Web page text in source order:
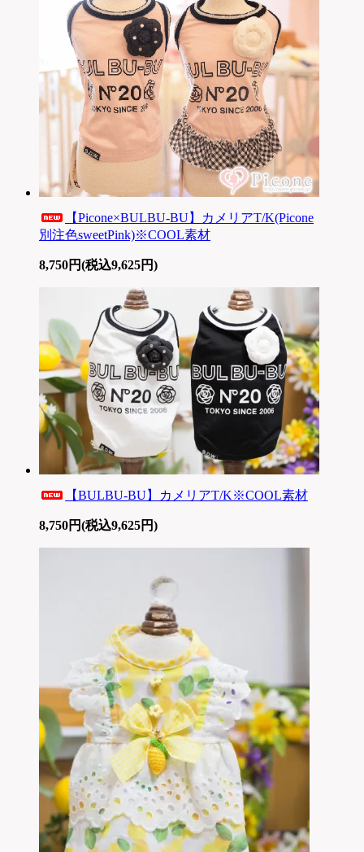
【Picone×BULBU-BU】カメリアT/K(Picone
別注色sweetPink)※COOL素材
8,750円(税込9,625円)
【BULBU-BU】カメリアT/K※COOL素材
8,750円(税込9,625円)